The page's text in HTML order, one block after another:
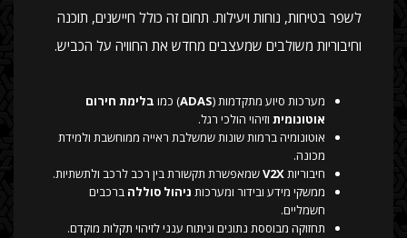
לשפר בטיחות, נוחות ויעילות. תחום זה כולל חיישנים, תוכנה
וחיבוריות משולבים שמעצבים מחדש את החוויה על הכביש.
מערכות סיוע מתקדמות (ADAS) כמו בלימת חירום
אוטונומית וזיהוי הולכי רגל.
אוטונומיה ברמות שונות שמשלבת ראייה ממוחשבת ולמידת
מכונה.
חיבוריותV2Xשמאפשרת תקשורת בין רכב לרכב ולתשתיות.
ממשקי מידע ובידור ומערכות ניהול סוללה ברכבים
חשמליים.
תחזוקה מבוססת נתונים וניתוח ענני לזיהוי תקלות מוקדם.